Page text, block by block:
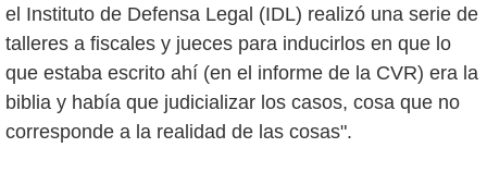
el Instituto de Defensa Legal (IDL) realizó una serie de
talleres a fiscales y jueces para inducirlos en que lo
que estaba escrito ahí (en el informe de la CVR) era la
biblia y había que judicializar los casos, cosa que no
corresponde a la realidad de las cosas".